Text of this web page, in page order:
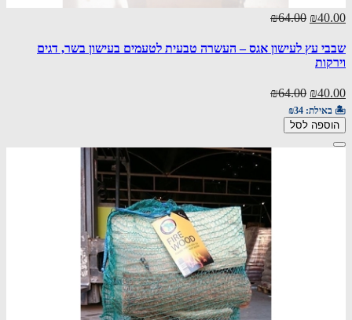
₪40.00
₪64.00
שבבי עץ לעישון אגס – העשרה טבעית לטעמים בעישון בשר, דגים
וירקות
₪40.00
₪64.00
🏝️ באילת: ₪34
הוספה לסל